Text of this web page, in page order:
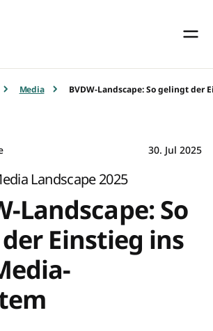
Media BVDW-Landscape: So gelingt der
30. Jul 2025
Landscape 2025
Landscape: So
Einstieg ins